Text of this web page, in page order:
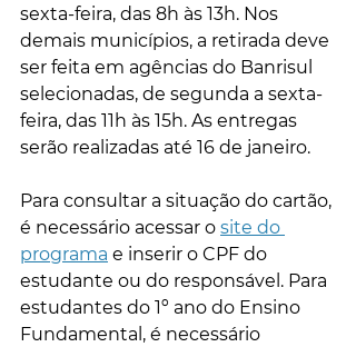
sexta-feira, das 8h às 13h. Nos
demais municípios, a retirada deve
ser feita em agências do Banrisul
selecionadas, de segunda a sexta-
feira, das 11h às 15h. As entregas
serão realizadas até 16 de janeiro.
Para consultar a situação do cartão,
é necessário acessar o site do
programa e inserir o CPF do
estudante ou do responsável. Para
estudantes do 1º ano do Ensino
Fundamental, é necessário